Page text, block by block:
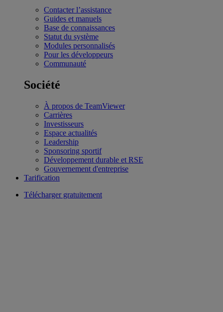
Contacter l’assistance
Guides et manuels
Base de connaissances
Statut du système
Modules personnalisés
Pour les développeurs
Communauté
Société
À propos de TeamViewer
Carrières
Investisseurs
Espace actualités
Leadership
Sponsoring sportif
Développement durable et RSE
Gouvernement d'entreprise
Tarification
Télécharger gratuitement